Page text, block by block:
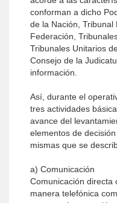
conforman a dicho
de la Nación, Tribunal
Federación,
Tribunales Unitarios
Consejo de la
información.
Así, durante el
tres actividades
avance del
elementos de
mismas que se
a) Comunicación
Comunicación directa
manera telefónica